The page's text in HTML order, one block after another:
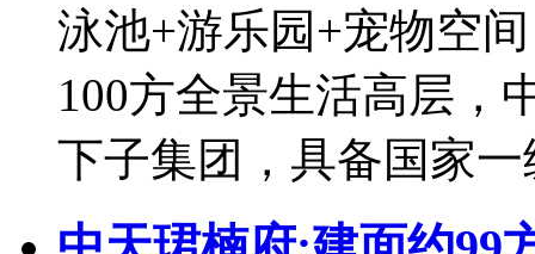
泳池+游乐园+宠物空
100方全景生活高层，
下子集团，具备国家